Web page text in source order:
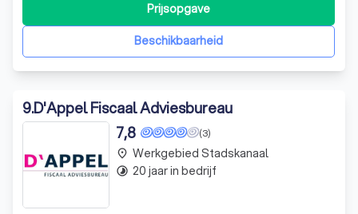
ondernemers. We weten waar u behoefte aan heeft en
waar u tegenaan loopt. Dat inlevin
Beschikbaarheid
Prijsopgave
9.D'Appel Fiscaal Adviesbureau
(3)
7,8
place Werkgebied Stadskanaal
timelapse 20 jaar in bedrijf